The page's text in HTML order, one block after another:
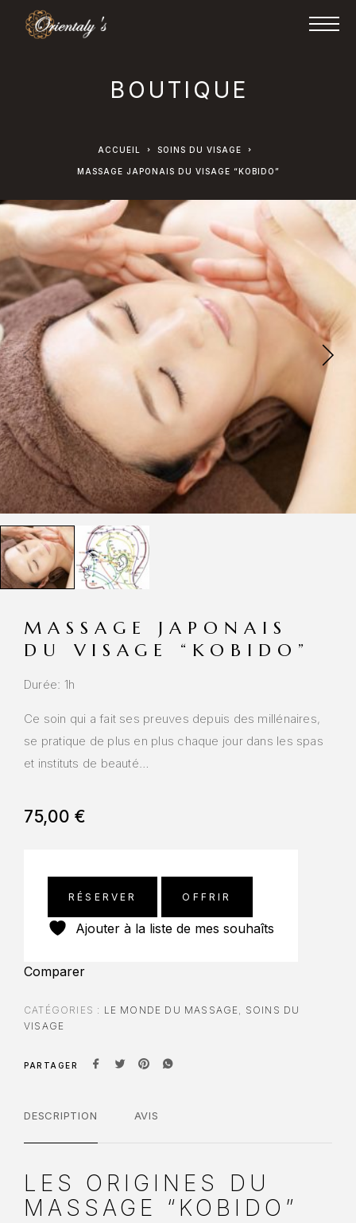
BOUTIQUE
ACCUEIL SOINS DU VISAGE
MASSAGE JAPONAIS DU VISAGE “KOBIDO”
MASSAGE JAPONAIS
DU VISAGE “KOBIDO”
Durée: 1h
Ce soin qui a fait ses preuves depuis des millénaires,
se pratique de plus en plus chaque jour dans les spas
et instituts de beauté…
75,00 €
RÉSERVER OFFRIR
Ajouter à la liste de mes souhaîts
Comparer
CATÉGORIES : LE MONDE DU MASSAGE, SOINS DU
VISAGE
PARTAGER
DESCRIPTION AVIS
LES ORIGINES DU
MASSAGE “KOBIDO”